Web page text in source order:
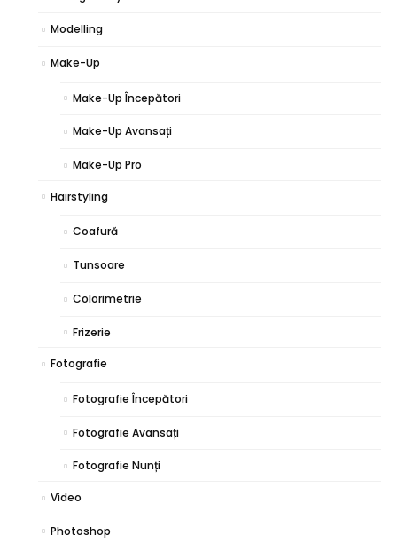
Modelling
Make-Up
Make-Up Începători
Make-Up Avansați
Make-Up Pro
Hairstyling
Coafură
Tunsoare
Colorimetrie
Frizerie
Fotografie
Fotografie Începători
Fotografie Avansați
Fotografie Nunți
Video
Photoshop